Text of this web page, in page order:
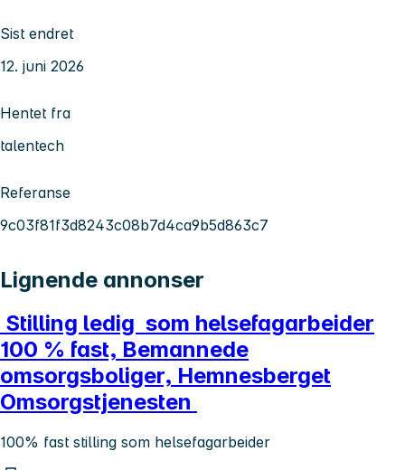
Sist endret
12. juni 2026
Hentet fra
talentech
Referanse
9c03f81f3d8243c08b7d4ca9b5d863c7
Lignende annonser
Stilling ledig som helsefagarbeider
100 % fast, Bemannede
omsorgsboliger, Hemnesberget
Omsorgstjenesten
100% fast stilling som helsefagarbeider